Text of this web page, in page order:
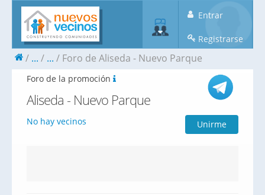
Entrar
Registrarse
... ... Foro de Aliseda - Nuevo Parque
Foro de la promoción
Aliseda - Nuevo Parque
No hay vecinos Unirme